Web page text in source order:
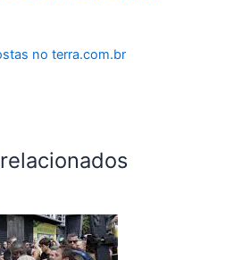
no terra.com.br